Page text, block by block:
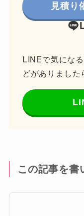
見積り
LINEで気にな
どがありました
この記事を書